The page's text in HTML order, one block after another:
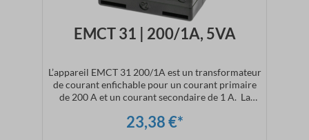
EMCT 31 | 200/1A, 5VA
L’appareil EMCT 31 200/1A est un transformateur
de courant enfichable pour un courant primaire
de 200 A et un courant secondaire de 1 A. La
le matériel de fixation nécessaire. L’encliquetage sur
23,38 €*